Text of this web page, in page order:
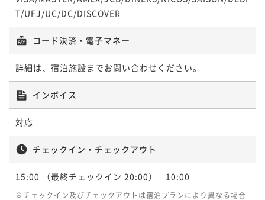
T/UFJ/UC/DC/DISCOVER
コード決済・電子マネー
詳細は、宿泊施設までお問い合わせください。
インボイス
対応
チェックイン・チェックアウト
15:00 （最終チェックイン 20:00） - 10:00
※チェックイン及びチェックアウトは宿泊プランにより異なる場合